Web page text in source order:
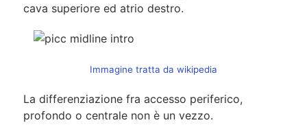
cava superiore ed atrio destro.
Immagine tratta da wikipedia
La differenziazione fra accesso periferico,
profondo o centrale non è un vezzo.